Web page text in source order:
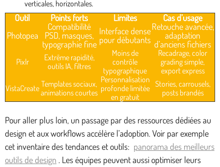
verticales, horizontales.
Outil Points forts Limites
Cas d’usage
Photopea
Compatibilité
PSD, masques,
typographie fine
Interface dense
pour débutants
Retouche avancée,
adaptation
d’anciens fichiers
Pixlr
Extrême rapidité,
outils IA, filtres
Moins de
contrôle
typographique
Recadrage, color
grading simple,
export express
VistaCreate Templates sociaux,
animations courtes
Personnalisation
profonde limitée
en gratuit
Stories, carrousels,
posts brandés
Pour aller plus loin, un passage par des ressources dédiées au
design et aux workflows accélère l’adoption. Voir par exemple
cet inventaire des tendances et outils: panorama des meilleurs
outils de design . Les équipes peuvent aussi optimiser leurs